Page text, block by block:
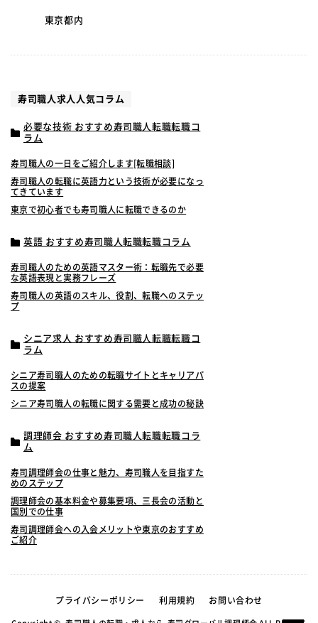
東京都内
寿司職人求人人気コラム
必要な技術 おすすめ寿司職人転職転職コ
ラム
寿司職人の一日をご紹介します[転職相談]
寿司職人の転職に英語力という技術が必要になっ
てきています
東京で初心者でも寿司職人に転職できるのか
英語 おすすめ寿司職人転職転職コラム
寿司職人のための英語マスター術：転職先で必要
な英語表現と実務フレーズ
寿司職人の英語のスキル、役割、転職へのステッ
プ
シニア求人 おすすめ寿司職人転職転職コ
ラム
シニア寿司職人のための転職サイトとキャリアパ
スの提案
シニア寿司職人の転職に関する需要と成功の秘訣
調理師会 おすすめ寿司職人転職転職コラ
ム
寿司調理師会の仕事と魅力、寿司職人を目指すた
めのステップ
調理師会の基本料金や募集要項、三長会の活動と
国別での仕事
寿司調理師会への入会メリットや東京のおすすめ
ご紹介
プライバシーポリシー 利用規約 お問い合わせ